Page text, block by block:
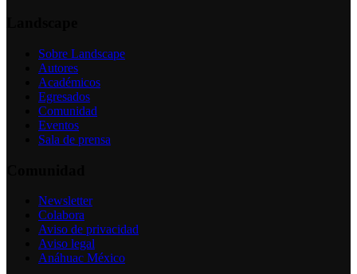
Sobre Landscape
Autores
Académicos
Egresados
Comunidad
Eventos
Sala de prensa
Newsletter
Colabora
Aviso de privacidad
Aviso legal
Anáhuac México